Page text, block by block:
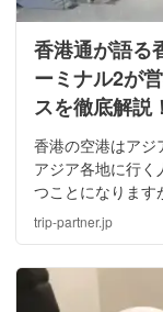
香港通が語る
ーミナル2が
スを徹底解説！
香港の空港はアジ
アジア各地に行
つことになります
楽しみすぎてあっ
では香港の空港
trip-partner.jp